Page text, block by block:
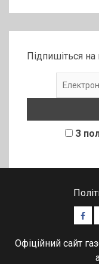
Підпишіться
З
Офіційний сайт